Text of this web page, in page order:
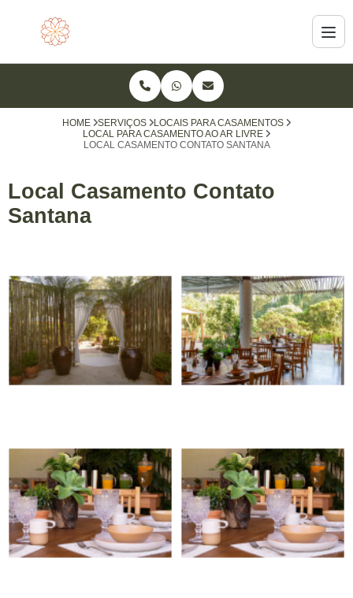
HOME SERVIÇOS
LOCAIS PARA CASAMENTOS
LOCAL PARA CASAMENTO AO AR LIVRE
LOCAL CASAMENTO CONTATO SANTANA
Local Casamento Contato
Santana